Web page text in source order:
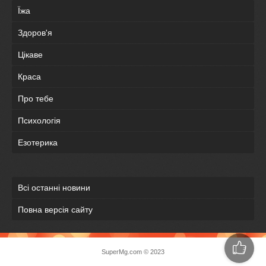
Їжа
Здоров'я
Цікаве
Краса
Про тебе
Психологія
Езотерика
Всі останні новини
Повна версія сайту
SuperMg.com © 2023